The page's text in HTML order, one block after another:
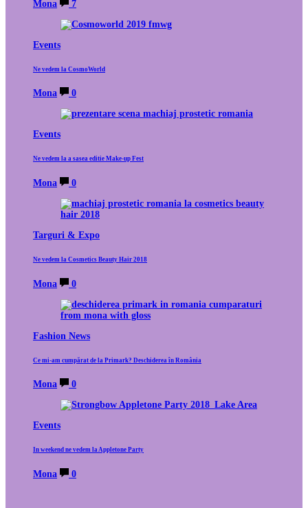
Mona 7
Events
Ne vedem la CosmoWorld
Mona 0
Events
Ne vedem la a sasea editie Make-up Fest
Mona 0
Targuri & Expo
Ne vedem la Cosmetics Beauty Hair 2018
Mona 0
Fashion News
Ce mi-am cumpărat de la Primark? Deschiderea în România
Mona 0
Events
In weekend ne vedem la Appletone Party
Mona 0